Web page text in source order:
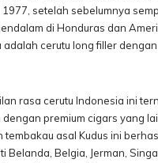
setelah sebelumnya
di Honduras dan
cerutu long filler
rasa cerutu Indonesia ini
premium cigars yang
tembakau asal Kudus ini
Belanda, Belgia, Jerman,